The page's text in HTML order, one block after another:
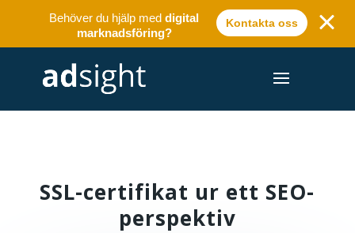
Behöver du hjälp meddigital
marknadsföring?
Kontakta oss
SSL-certifikat ur ett SEO-
perspektiv